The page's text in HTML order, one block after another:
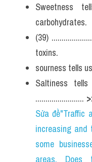
Sweetness
carbohydrates.
(39)
toxins.
sourness tells
Saltiness
........................
Sửa đề"Traffic
increasing and
some
areas. Does